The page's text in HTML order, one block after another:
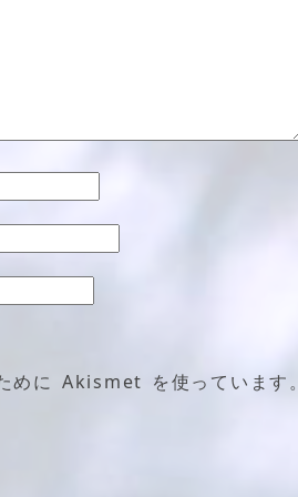
めに Akismet を使っています。